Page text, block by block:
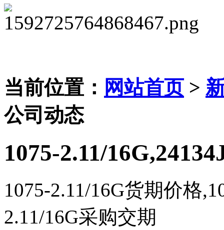
当前位置： 网站首页>
公司动态
1075-2.11/
1075-2.11/16G货期价格
2.11/16G采购交期